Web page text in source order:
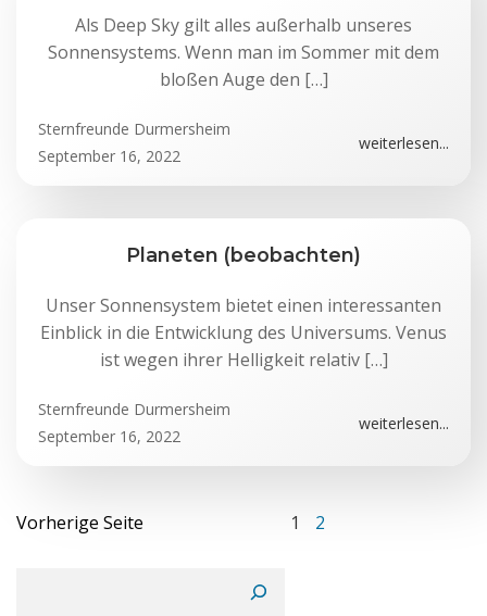
Als Deep Sky gilt alles außerhalb unseres
Sonnensystems. Wenn man im Sommer mit dem
bloßen Auge den […]
Sternfreunde Durmersheim
September 16, 2022
weiterlesen...
Planeten (beobachten)
Unser Sonnensystem bietet einen interessanten
Einblick in die Entwicklung des Universums. Venus
ist wegen ihrer Helligkeit relativ […]
Sternfreunde Durmersheim
September 16, 2022
weiterlesen...
Posts
navigation
Vorherige Seite
navigation
Page
1 Page
2